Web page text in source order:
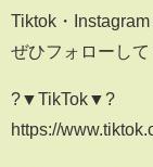
Tiktok・
ぜひフォローし
?▼TikTok▼?
https://